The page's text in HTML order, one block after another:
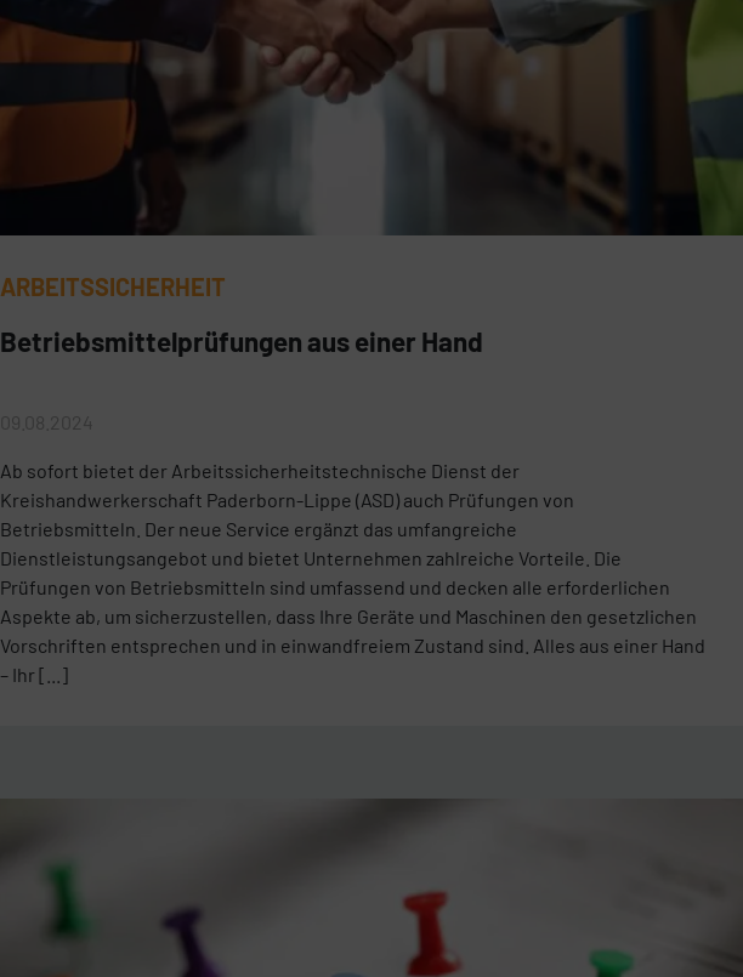
ARBEITSSICHERHEIT
Betriebsmittelprüfungen aus einer Hand
09.08.2024
Ab sofort bietet der Arbeitssicherheitstechnische Dienst der
Kreishandwerkerschaft Paderborn-Lippe (ASD) auch Prüfungen von
Betriebsmitteln. Der neue Service ergänzt das umfangreiche
Dienstleistungsangebot und bietet Unternehmen zahlreiche Vorteile. Die
Prüfungen von Betriebsmitteln sind umfassend und decken alle erforderlichen
Aspekte ab, um sicherzustellen, dass Ihre Geräte und Maschinen den gesetzlichen
Vorschriften entsprechen und in einwandfreiem Zustand sind. Alles aus einer Hand
– Ihr [...]